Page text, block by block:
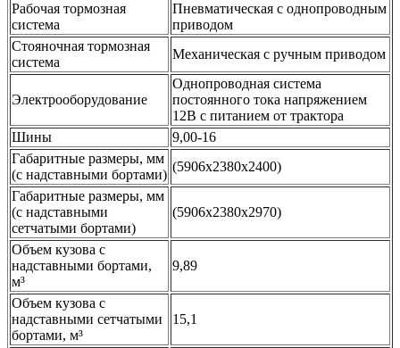
Рабочая тормозная
система
Пневматическая с однопроводным
приводом
Стояночная тормозная
система
Механическая с ручным приводом
Электрооборудование
Однопроводная система
постоянного тока напряжением
12В с питанием от трактора
Шины
9,00-16
Габаритные размеры, мм
(с надставными бортами)
(5906x2380x2400)
Габаритные размеры, мм
(с надставными
сетчатыми бортами)
(5906x2380x2970)
Объем кузова с
надставными бортами,
м³
9,89
Объем кузова с
надставными сетчатыми
бортами, м³
15,1